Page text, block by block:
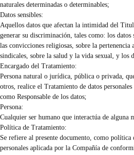
naturales determinadas o determinables;
Datos sensibles:
Aquellos datos que afectan la intimidad del
generar su discriminación, tales como: los
las convicciones religiosas, sobre la pertenencia
sindicales, sobre la salud y la vida sexual, y los
Encargado del Tratamiento:
Persona natural o jurídica, pública o privada,
otros, realice el Tratamiento de datos
como Responsable de los datos;
Persona:
Cualquier ser humano que interactúa de alguna
Política de Tratamiento:
Se refiere al presente documento, como política
personales aplicada por la Compañía de